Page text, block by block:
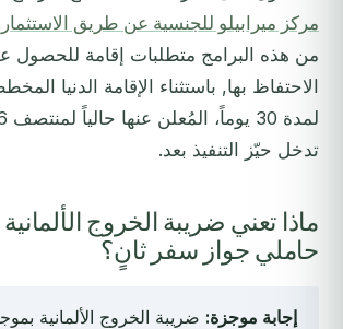
مركز ميرابيلو للجنسية عن طريق الاستثمار
من هذه البرامج متطلبات إقامة للحصول
تدخل حيّز التنفيذ بعد.
ماذا تعني ضريبة الخروج الألمانية
حاملي جواز سفر ثانٍ؟
إجابة موجزة: